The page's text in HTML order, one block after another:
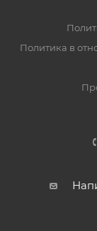
Политика в